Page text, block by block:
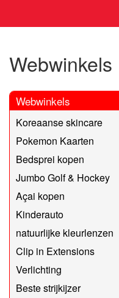
Webwinkels
Webwinkels
Koreaanse skincare
Pokemon Kaarten
Bedsprei kopen
Jumbo Golf & Hockey
Açai kopen
Kinderauto
natuurlijke kleurlenzen
Clip in Extensions
Verlichting
Beste strijkijzer